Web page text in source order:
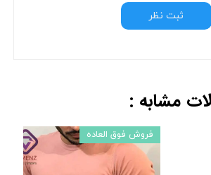
ثبت نظر
فروش فوق العاده
مشابه :